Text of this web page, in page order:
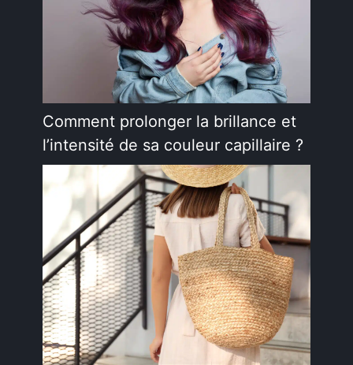
Comment prolonger la brillance et
l’intensité de sa couleur capillaire ?